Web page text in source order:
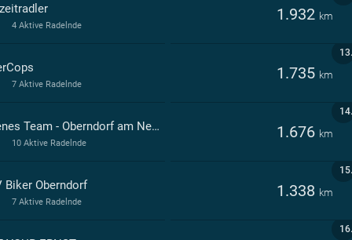
1.932 km
4 Aktive Radelnde
13.
1.735 km
7 Aktive Radelnde
14.
Offenes Team - Oberndorf am Neckar 1.676 km
10 Aktive Radelnde
15.
Biker Oberndorf 1.338 km
7 Aktive Radelnde
16.